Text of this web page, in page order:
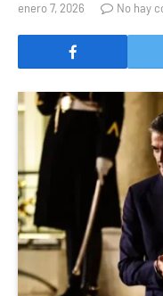
enero 7, 2026 No hay